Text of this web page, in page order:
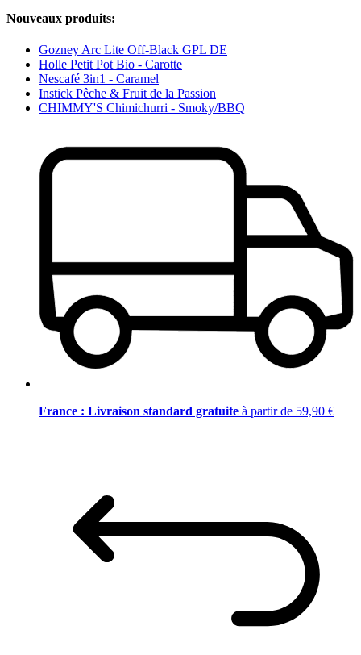
Nouveaux produits:
Gozney Arc Lite Off-Black GPL DE
Holle Petit Pot Bio - Carotte
Nescafé 3in1 - Caramel
Instick Pêche & Fruit de la Passion
CHIMMY'S Chimichurri - Smoky/BBQ
France : Livraison standard gratuite à partir de 59,90 €